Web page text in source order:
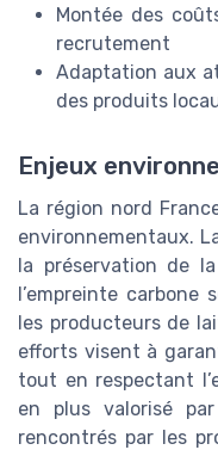
Montée des
recrutement
Adaptation aux
des produits
Enjeux
La région nord
environnementaux.
la préservation de
l’empreinte carbone
les producteurs de
efforts visent à
tout en respectant
en plus valorisé
rencontrés par les